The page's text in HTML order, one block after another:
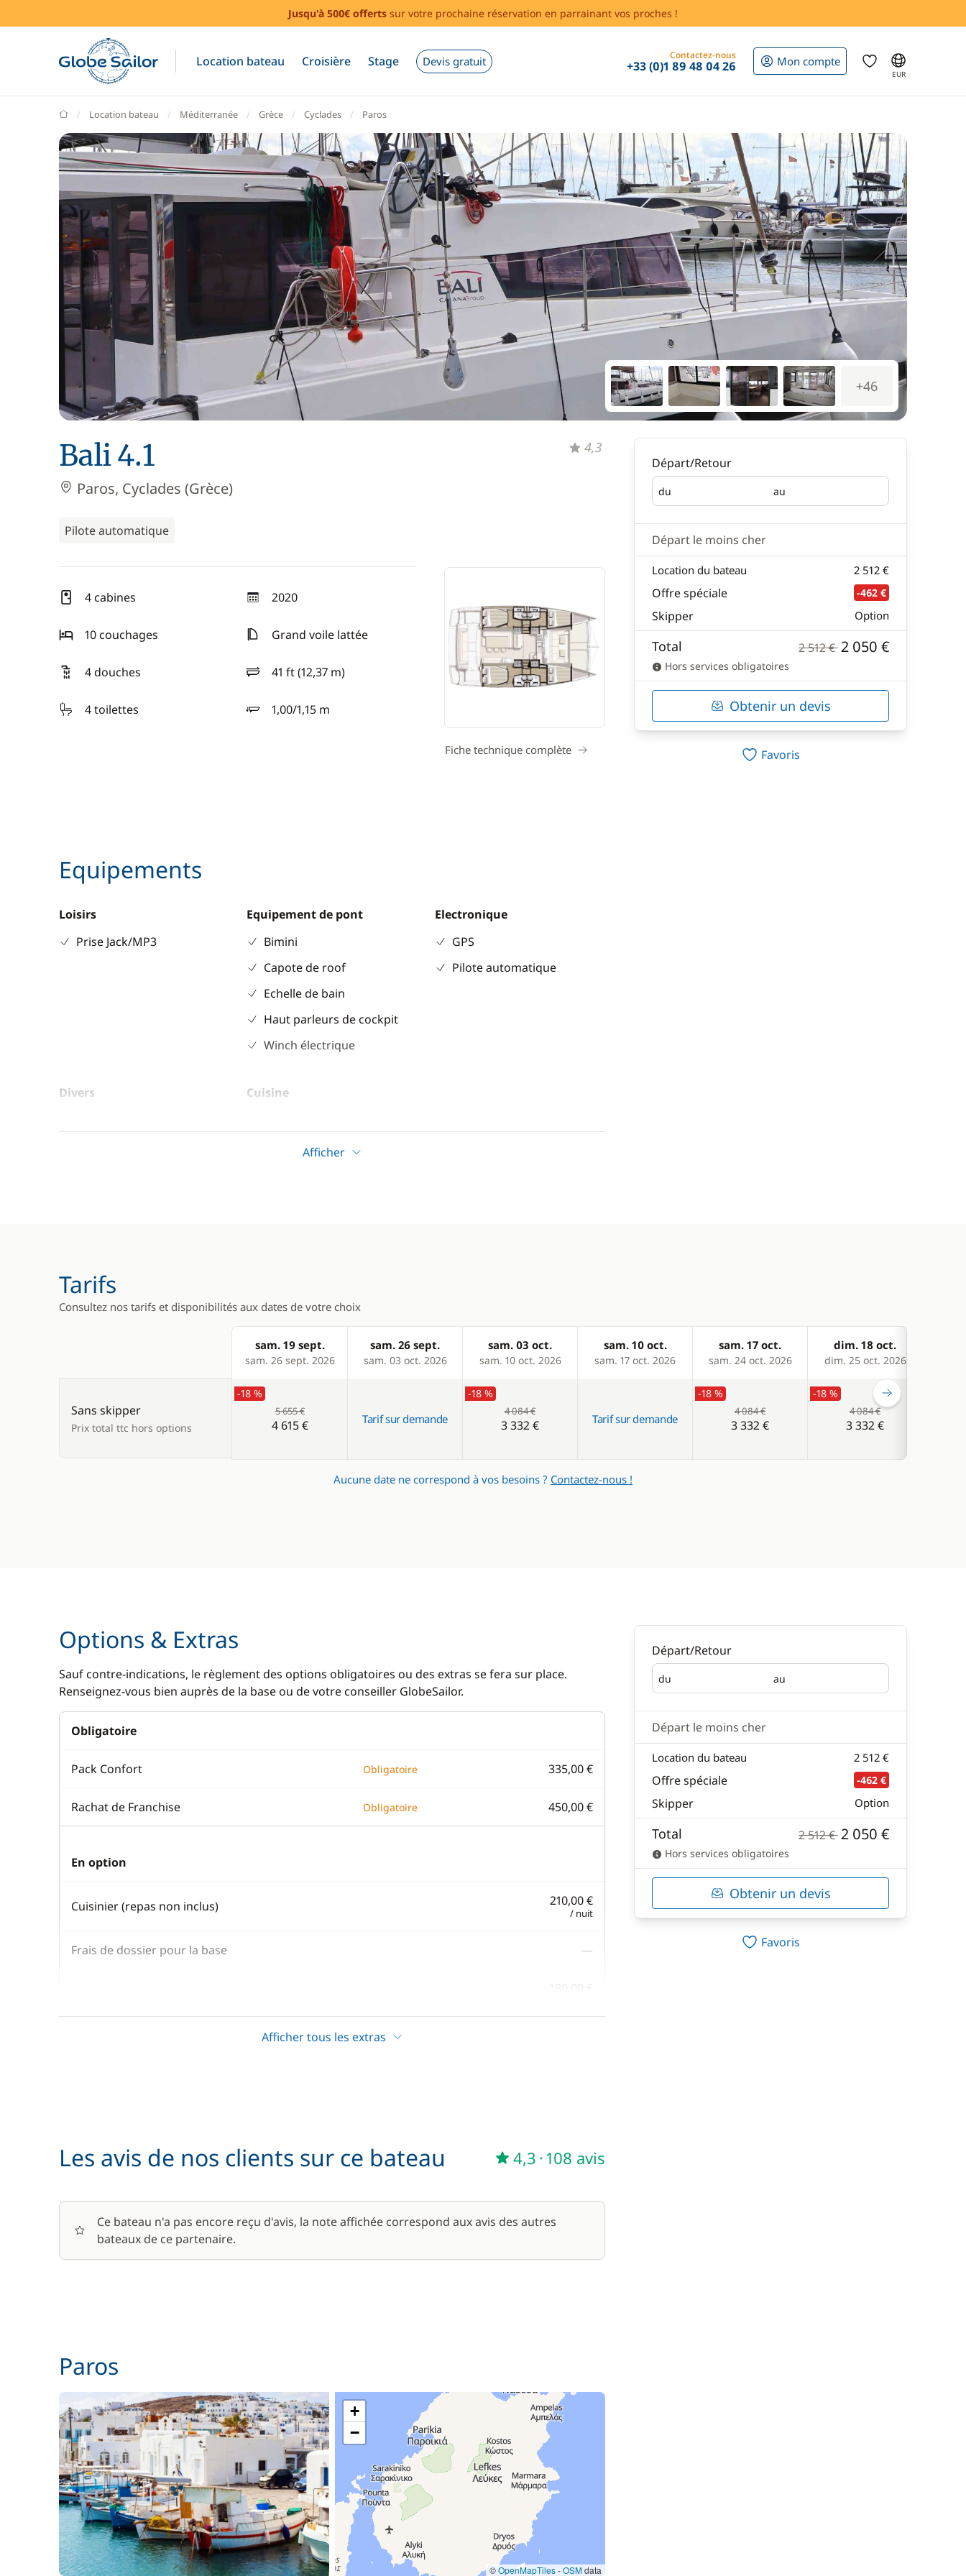
Jusqu'à 500€ offerts sur votre prochaine réservation en parrainant vos proches !
Location bateau Croisière Stage Devis gratuit Contactez-nous
+33 (0)1 89 48 04 26 Mon compte
EUR
GlobeSailor
Location bateau Méditerranée Grèce Cyclades Paros
+46
Bali 4.1
Paros, Cyclades (Grèce)
Pilote automatique
4,3
4 cabines 2020
année
10 couchages
Grand voile lattée
4 douches 41 ft (12,37 m)
longueur
4 toilettes
1,00/1,15 m
tirant d'eau
Fiche technique complète
Equipements
Loisirs
Prise Jack/MP3
Equipement de pont
Bimini
Capote de roof
Echelle de bain
Haut parleurs de cockpit
Winch électrique
Electronique
GPS
Pilote automatique
Divers
Cuisine
Réfrigérateur
Afficher
Départ/Retour
du
Départ au
Retour
Départ le moins cher
Location du bateau 2 512 €
Offre spéciale -462 €
Skipper Option
Total 2 512 €2 050 €
Hors services obligatoires
Obtenir un devis
Favoris
Tarifs
Consultez nos tarifs et disponibilités aux dates de votre choix
Products
sam. 19 sept.
sam. 26 sept. 2026
sam. 26 sept.
sam. 03 oct. 2026
sam. 03 oct.
sam. 10 oct. 2026
sam. 10 oct.
sam. 17 oct. 2026
sam. 17 oct.
sam. 24 oct. 2026
dim. 18 oct.
dim. 25 oct. 2026
Sans skipper
Prix total ttc hors options
-18 %
5 655 €
4 615 € Tarif sur demande
-18 %
4 084 €
3 332 € Tarif sur demande
-18 %
4 084 €
3 332 €
-18 %
4 084 €
3 332 €
Aucune date ne correspond à vos besoins ? Contactez-nous !
Options & Extras
Sauf contre-indications, le règlement des options obligatoires ou des extras se fera sur place.
Renseignez-vous bien auprès de la base ou de votre conseiller GlobeSailor.
Obligatoire
Pack Confort Obligatoire 335,00 €
Rachat de Franchise Obligatoire 450,00 €
En option
Cuisinier (repas non inclus) 210,00 €
/ nuit
Frais de dossier pour la base —
180,00 €
Afficher tous les extras
Les avis de nos clients sur ce bateau 4,3 ·108 avis
Ce bateau n'a pas encore reçu d'avis, la note affichée correspond aux avis des autres
bateaux de ce partenaire.
Paros
+
−
©OpenMapTiles-OSMdata
Départ/Retour
du
Départ au
Retour
Départ le moins cher
Location du bateau 2 512 €
Offre spéciale -462 €
Skipper Option
Total 2 512 €2 050 €
Hors services obligatoires
Obtenir un devis
Favoris